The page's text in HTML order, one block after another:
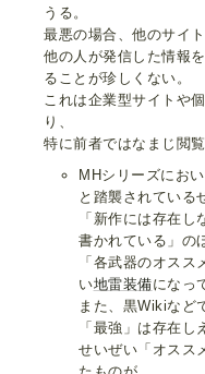
うる。
最悪の場合、他のサイ
他の人が発信した情報
ることが珍しくない。
これは企業型サイトや
り、
特に前者ではなまじ閲
MHシリーズにお
と踏襲されている
「新作には存在
書かれている」の
「各武器のオス
い地雷装備になっ
また、黒Wikiなど
「最強」は存在し
せいぜい「オスス